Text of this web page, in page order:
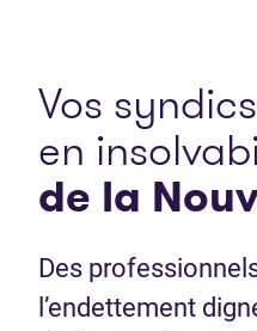
Vos
en
de la
Des
l’endettement